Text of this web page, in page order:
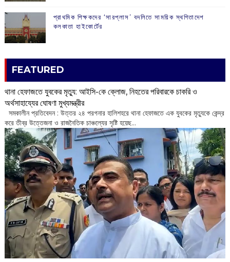
প্রাথমিক শিক্ষকদের ‘সারপ্লাস’ বদলিতে সাময়িক স্থগিতাদেশ
কলকাতা হাইকোর্টের
FEATURED
থানা হেফাজতে যুবকের মৃত্যু: আইসি-কে ক্লোজ, নিহতের পরিবারকে চাকরি ও
অর্থসাহায্যের ঘোষণা মুখ্যমন্ত্রীর
সমকালীন প্রতিবেদন : উত্তর ২৪ পরগনার হালিশহরে থানা হেফাজতে এক যুবকের মৃত্যুকে কেন্দ্র
করে তীব্র উত্তেজনা ও রাজনৈতিক চাঞ্চল্যের সৃষ্টি হয়েছ...